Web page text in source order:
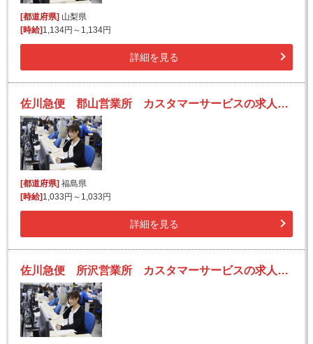
[都道府県]山梨県
[時給]1,134円～1,134円
詳細を見る
佐川急便 郡山営業所 カスタマーサービスの求人！未経験歓迎！先輩たちがサポートします♪
[都道府県]福島県
[時給]1,033円～1,033円
詳細を見る
佐川急便 所沢営業所 カスタマーサービスの求人！未経験歓迎！先輩たちがサポートします♪